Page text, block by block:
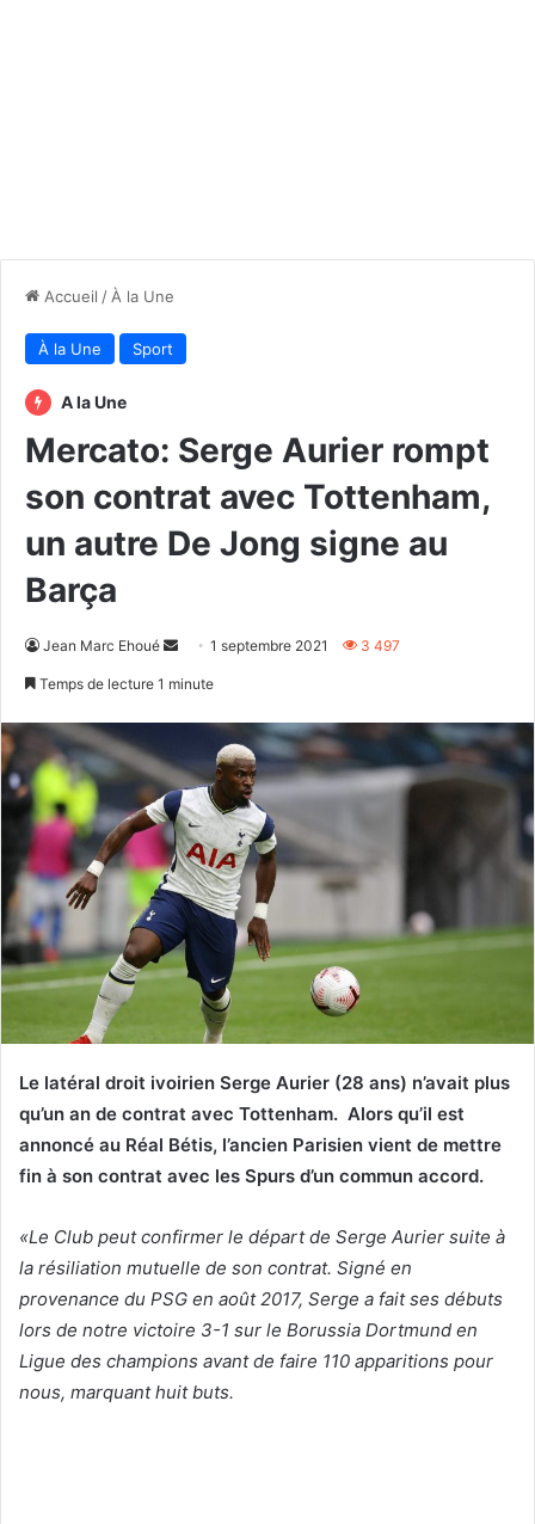
Accueil / À la Une
À la Une Sport
A la Une
Mercato: Serge Aurier rompt
son contrat avec Tottenham,
un autre De Jong signe au
Barça
Jean Marc Ehoué
Envoyer1 septembre 2021 3 497
Temps de lecture 1 minute
Le latéral droit ivoirien Serge Aurier (28 ans) n’avait plus
qu’un an de contrat avec Tottenham. Alors qu’il est
annoncé au Réal Bétis, l’ancien Parisien vient de mettre
fin à son contrat avec les Spurs d’un commun accord.
«Le Club peut confirmer le départ de Serge Aurier suite à
la résiliation mutuelle de son contrat. Signé en
provenance du PSG en août 2017, Serge a fait ses débuts
lors de notre victoire 3-1 sur le Borussia Dortmund en
Ligue des champions avant de faire 110 apparitions pour
nous, marquant huit buts.